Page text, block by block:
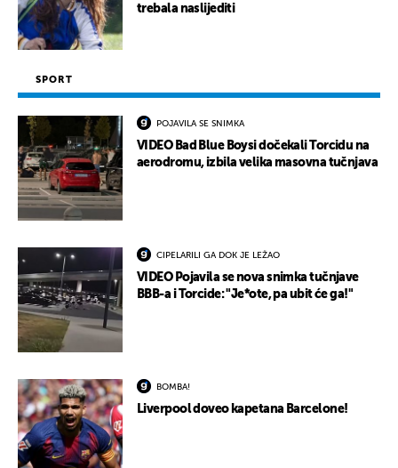
trebala naslijediti
SPORT
POJAVILA SE SNIMKA
VIDEO Bad Blue Boysi dočekali Torcidu na
aerodromu, izbila velika masovna tučnjava
CIPELARILI GA DOK JE LEŽAO
VIDEO Pojavila se nova snimka tučnjave
BBB-a i Torcide: "Je*ote, pa ubit će ga!"
BOMBA!
Liverpool doveo kapetana Barcelone!